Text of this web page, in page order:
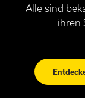
Alle sind
ihren